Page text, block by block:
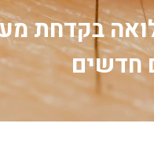
בקדחת